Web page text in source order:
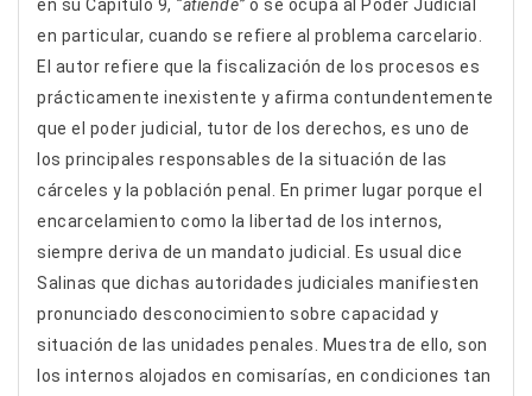
en su Capítulo 9, “atiende”o se ocupa al Poder Judicial
en particular, cuando se refiere al problema carcelario.
El autor refiere que la fiscalización de los procesos es
prácticamente inexistente y afirma contundentemente
que el poder judicial, tutor de los derechos, es uno de
los principales responsables de la situación de las
cárceles y la población penal. En primer lugar porque el
encarcelamiento como la libertad de los internos,
siempre deriva de un mandato judicial. Es usual dice
Salinas que dichas autoridades judiciales manifiesten
pronunciado desconocimiento sobre capacidad y
situación de las unidades penales. Muestra de ello, son
los internos alojados en comisarías, en condiciones tan